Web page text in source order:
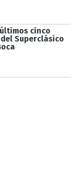
cinco
Superclásico